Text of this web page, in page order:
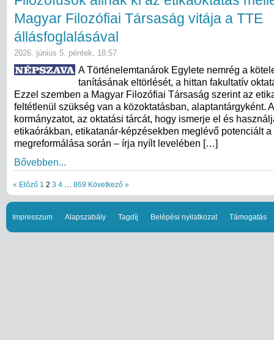
Magyar Filozófiai Társaság vitája a TTE
állásfoglalásával
2026. június 5. péntek, 18:57
A Történelemtanárok Egylete nemrég a
tanításának eltörlését, a hittan fakultatív
Ezzel szemben a Magyar Filozófiai Társaság szerint az
feltétlenül szükség van a közoktatásban, alaptantárgyként.
kormányzatot, az oktatási tárcát, hogy ismerje el és
etikaórákban, etikatanár-képzésekben meglévő potenciált a
megreformálása során – írja nyílt levelében […]
Bővebben...
« Előző 1 2 3 4 869 Következő »
Impresszum Alapszabály Tagdíj Belépési nyilatkozat Támogatás